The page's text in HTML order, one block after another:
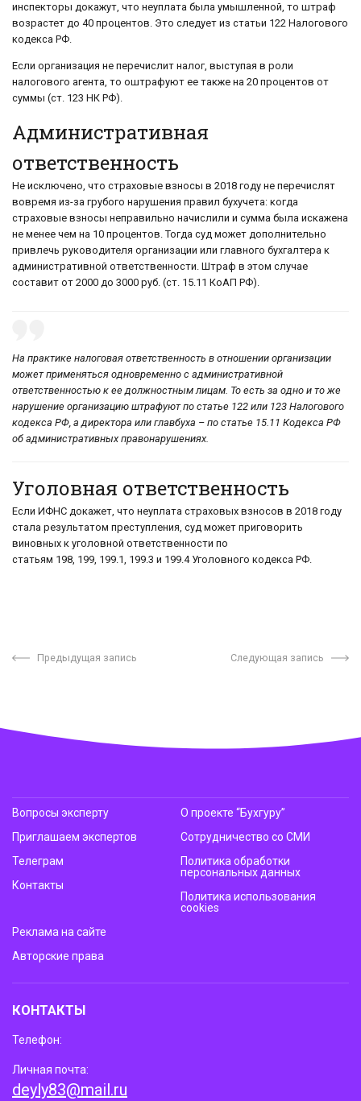
инспекторы докажут, что неуплата была умышленной, то штраф
возрастет до 40 процентов. Это следует из статьи 122 Налогового
кодекса РФ.
Если организация не перечислит налог, выступая в роли
налогового агента, то оштрафуют ее также на 20 процентов от
суммы (ст. 123 НК РФ).
Административная
ответственность
Не исключено, что страховые взносы в 2018 году не перечислят
вовремя из-за грубого нарушения правил бухучета: когда
страховые взносы неправильно начислили и сумма была искажена
не менее чем на 10 процентов. Тогда суд может дополнительно
привлечь руководителя организации или главного бухгалтера к
административной ответственности. Штраф в этом случае
составит от 2000 до 3000 руб. (ст. 15.11 КоАП РФ).
На практике налоговая ответственность в отношении организации
может применяться одновременно с административной
ответственностью к ее должностным лицам. То есть за одно и то же
нарушение организацию штрафуют по статье 122 или 123 Налогового
кодекса РФ, а директора или главбуха – по статье 15.11 Кодекса РФ
об административных правонарушениях.
Уголовная ответственность
Если ИФНС докажет, что неуплата страховых взносов в 2018 году
стала результатом преступления, суд может приговорить
виновных к уголовной ответственности по
статьям 198, 199, 199.1, 199.3 и 199.4 Уголовного кодекса РФ.
Предыдущая запись Следующая запись
Вопросы эксперту
Приглашаем экспертов
Телеграм
Контакты
О проекте “Бухгуру”
Сотрудничество со СМИ
Политика обработки
персональных данных
Политика использования
cookies
Реклама на сайте
Авторские права
КОНТАКТЫ
Телефон:
Личная почта:
deyly83@mail.ru